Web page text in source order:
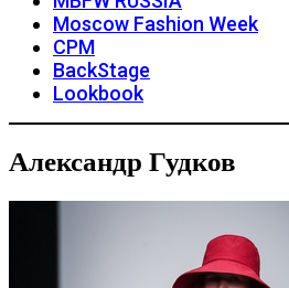
Moscow Fashion Week
CPM
BackStage
Lookbook
Александр Гудков